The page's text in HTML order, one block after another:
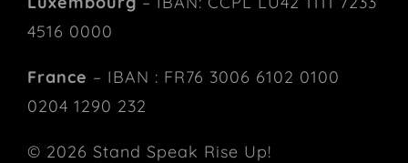
4516 0000
France – IBAN : FR76 3006 6102 0100
0204 1290 232
© 2026 Stand Speak Rise Up!